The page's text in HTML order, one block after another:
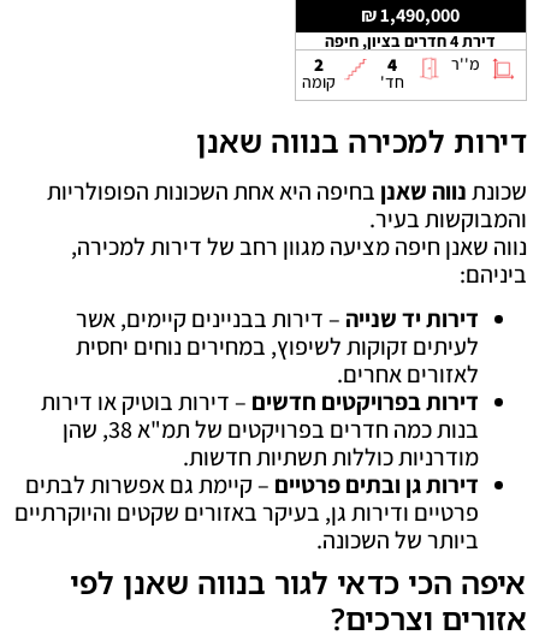
1,490,000 ₪
דירת 4 חדרים בציון, חיפה
מ''ר
4
חד'
2
קומה
דירות למכירה בנווה שאנן
שכונתנווה שאנן בחיפה היא אחת השכונות הפופולריות
והמבוקשות בעיר.
נווה שאנן חיפה מציעה מגוון רחב של דירות למכירה,
ביניהם:
דירות יד שנייה – דירות בבניינים קיימים, אשר
לעיתים זקוקות לשיפוץ, במחירים נוחים יחסית
לאזורים אחרים.
דירות בפרויקטים חדשים – דירות בוטיק או דירות
בנות כמה חדרים בפרויקטים של תמ"א 38, שהן
מודרניות כוללות תשתיות חדשות.
דירות גן ובתים פרטיים – קיימת גם אפשרות לבתים
פרטיים ודירות גן, בעיקר באזורים שקטים והיוקרתיים
ביותר של השכונה.
איפה הכי כדאי לגור בנווה שאנן לפי
אזורים וצרכים?